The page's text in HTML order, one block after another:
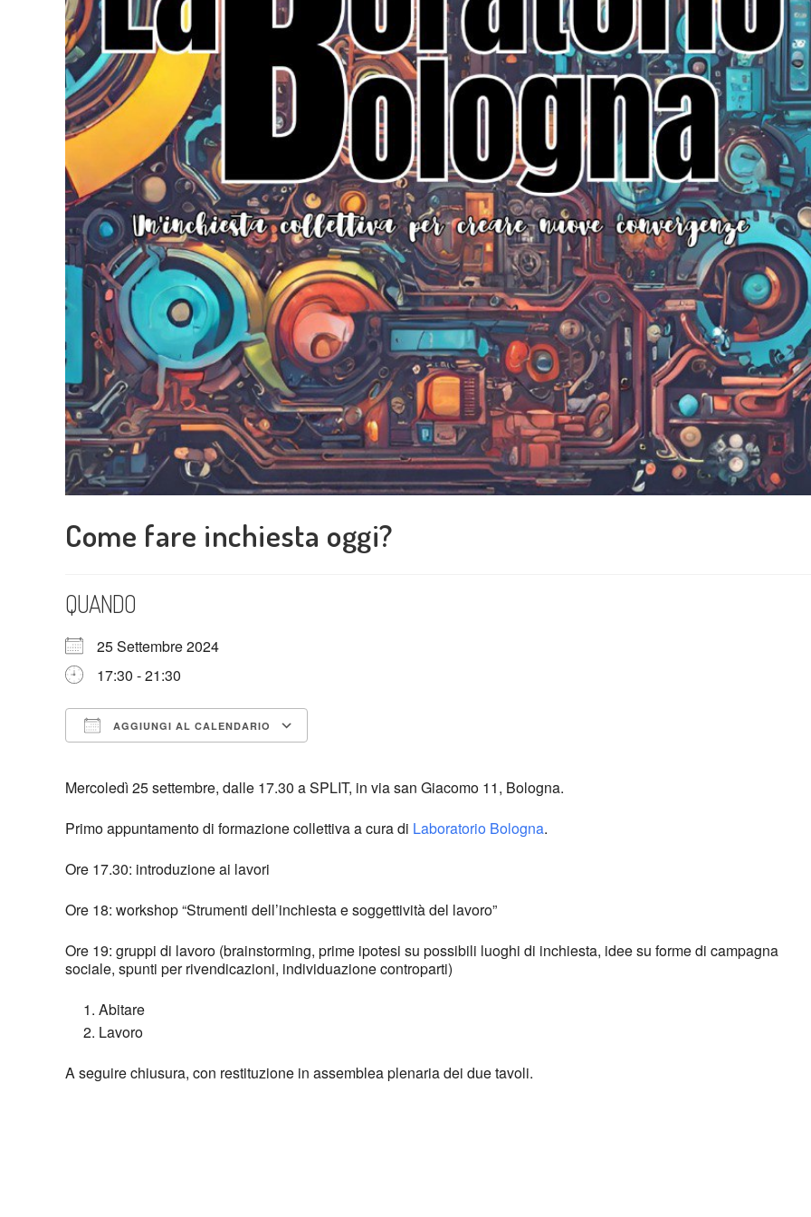
Come fare inchiesta oggi?
QUANDO
25 Settembre 2024
17:30 - 21:30
AGGIUNGI AL CALENDARIO
Mercoledì 25 settembre, dalle 17.30 a SPLIT, in via san Giacomo 11, Bologna.
Primo appuntamento di formazione collettiva a cura di Laboratorio Bologna.
Ore 17.30: introduzione ai lavori
Ore 18: workshop “Strumenti dell’inchiesta e soggettività del lavoro”
Ore 19: gruppi di lavoro (brainstorming, prime ipotesi su possibili luoghi di inchiesta, idee su forme di campagna
sociale, spunti per rivendicazioni, individuazione controparti)
Abitare
Lavoro
A seguire chiusura, con restituzione in assemblea plenaria dei due tavoli.